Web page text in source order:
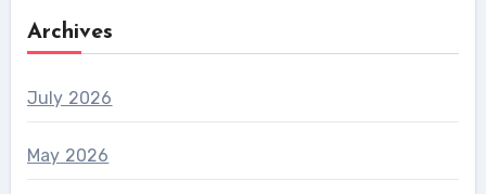
Archives
July 2026
May 2026